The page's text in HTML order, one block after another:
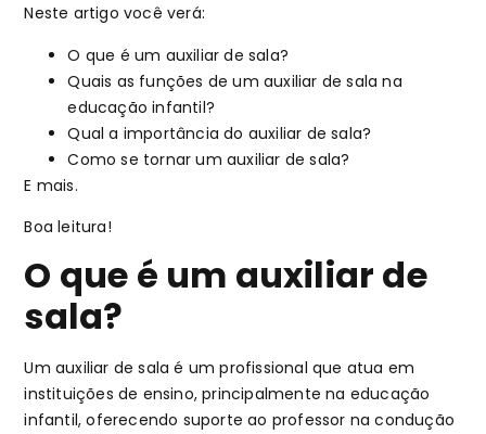
Neste artigo você verá:
O que é um auxiliar de sala?
Quais as funções de um auxiliar de sala na
educação infantil?
Qual a importância do auxiliar de sala?
Como se tornar um auxiliar de sala?
E mais.
Boa leitura!
O que é um auxiliar de
sala?
Um auxiliar de sala é um profissional que atua em
instituições de ensino, principalmente na educação
infantil, oferecendo suporte ao professor na condução